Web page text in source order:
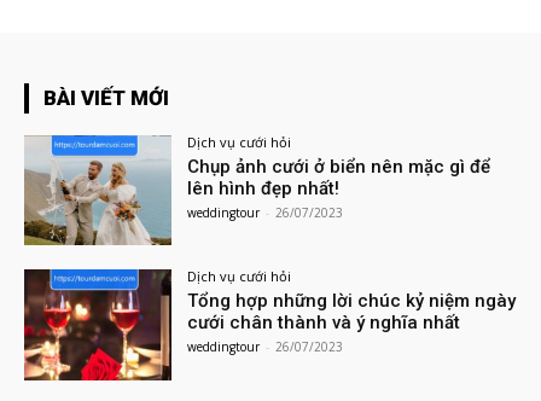
BÀI VIẾT MỚI
Dịch vụ cưới hỏi
Chụp ảnh cưới ở biển nên mặc gì để
lên hình đẹp nhất!
weddingtour - 26/07/2023
Dịch vụ cưới hỏi
Tổng hợp những lời chúc kỷ niệm ngày
cưới chân thành và ý nghĩa nhất
weddingtour - 26/07/2023